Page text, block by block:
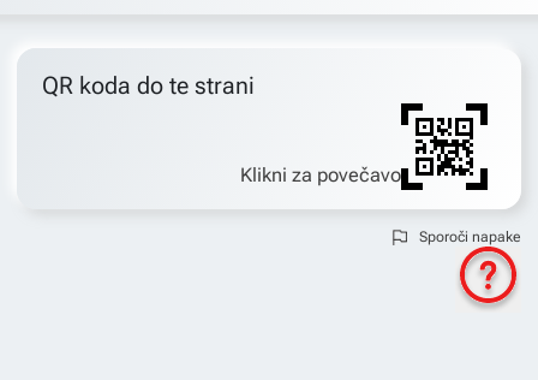
QR koda do te strani
Klikni za povečavo
Sporoči napake